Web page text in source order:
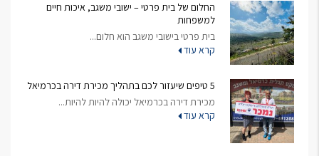
החלום של בית פרטי – ישובי משגב, איכות חיים
למשפחות
בית פרטי בישובי משגב הוא חלום...
קרא עוד
5 טיפים שיעזור לכם בתהליך מכירת דירה בכרמיאל
מכירת דירה בכרמיאל יכולה להיות להיות...
קרא עוד